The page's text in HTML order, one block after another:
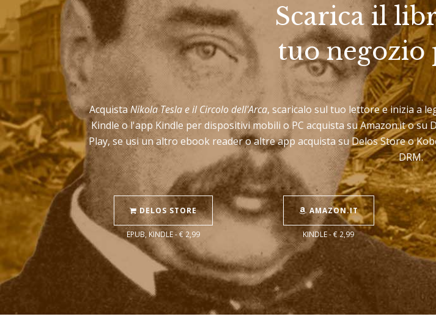
Scarica il
tuo
AcquistaNikola Tesla e il Circolo dell'Arca, scaricalo sul tuo lettore e inizia a
Kindle o l'app Kindle per dispositivi mobili o PC acquista su Amazon.it o su
Play, se usi un altro ebook reader o altre app acquista su Delos Store o
DRM.
DELOS STORE
EPUB, KINDLE - € 2,99
AMAZON.IT
KINDLE - € 2,99